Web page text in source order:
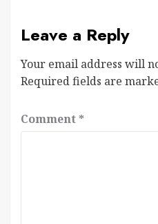
Leave a Reply
Your email address will
Required fields are
Comment *